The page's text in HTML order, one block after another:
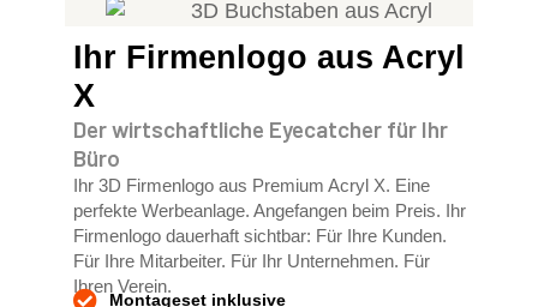
Ihr Firmenlogo aus Acryl
X
Der wirtschaftliche Eyecatcher für Ihr
Büro
Ihr 3D Firmenlogo aus Premium Acryl X. Eine
perfekte Werbeanlage. Angefangen beim Preis. Ihr
Firmenlogo dauerhaft sichtbar: Für Ihre Kunden.
Für Ihre Mitarbeiter. Für Ihr Unternehmen. Für
Ihren Verein.
Montageset inklusive